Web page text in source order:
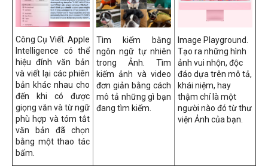
Công Cụ Viết. Apple
Intelligence có thể
hiệu đính văn bản
và viết lại các phiên
bản khác nhau cho
đến khi có được
giọng văn và từ ngữ
phù hợp và tóm tắt
văn bản đã chọn
bằng một thao tác
bấm.
Tìm kiếm bằng
ngôn ngữ tự nhiên
trong Ảnh. Tìm
kiếm ảnh và video
đơn giản bằng cách
mô tả những gì bạn
đang tìm kiếm.
Image Playground.
Tạo ra những hình
ảnh vui nhộn, độc
đáo dựa trên mô tả,
khái niệm, hay
thậm chí là một
người nào đó từ thư
viện Ảnh của bạn.